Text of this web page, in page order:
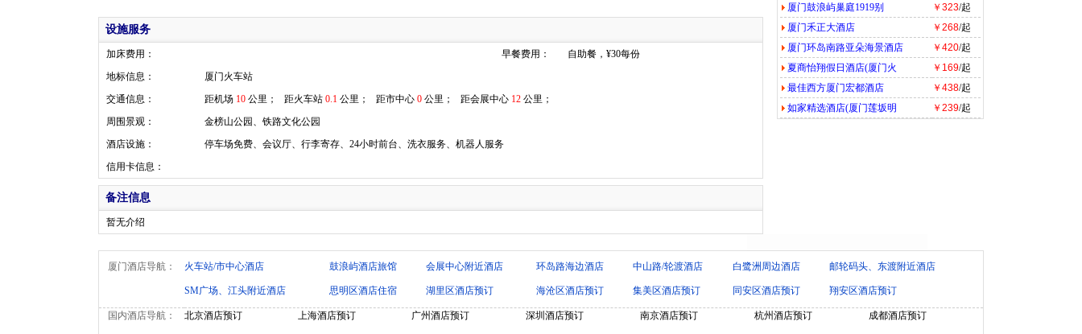
设施服务
加床费用： 早餐费用：
自助餐，¥30每份
地标信息：
厦门火车站
交通信息：
距机场 10公里； 距火车站 0.1公里； 距市中心 0公里； 距会展中心 12公里；
周围景观：
金榜山公园、铁路文化公园
酒店设施：
停车场免费、会议厅、行李寄存、24小时前台、洗衣服务、机器人服务
信用卡信息：
备注信息
暂无介绍
厦门鼓浪屿巢庭1919别
￥323/起
厦门禾正大酒店
￥268/起
厦门环岛南路亚朵海景酒店
￥420/起
夏商怡翔假日酒店(厦门火
￥169/起
最佳西方厦门宏都酒店
￥438/起
如家精选酒店(厦门莲坂明
￥239/起
厦门酒店导航： 火车站/市中心酒店 鼓浪屿酒店旅馆 会展中心附近酒店 环岛路海边酒店 中山路/轮渡酒店 白鹭洲周边酒店 邮轮码头、东渡附近酒店
SM广场、江头附近酒店 思明区酒店住宿 湖里区酒店预订 海沧区酒店预订 集美区酒店预订 同安区酒店预订 翔安区酒店预订
国内酒店导航： 北京酒店预订 上海酒店预订 广州酒店预订 深圳酒店预订 南京酒店预订 杭州酒店预订 成都酒店预订